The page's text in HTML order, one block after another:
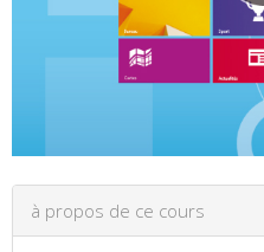
à propos de ce cours